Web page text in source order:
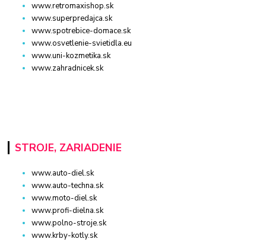
www.retromaxishop.sk
www.superpredajca.sk
www.spotrebice-domace.sk
www.osvetlenie-svietidla.eu
www.uni-kozmetika.sk
www.zahradnicek.sk
STROJE, ZARIADENIE
www.auto-diel.sk
www.auto-techna.sk
www.moto-diel.sk
www.profi-dielna.sk
www.polno-stroje.sk
www.krby-kotly.sk